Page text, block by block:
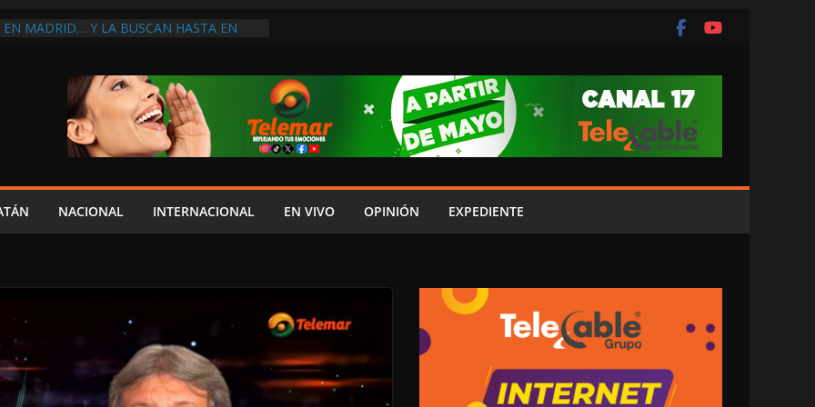
EN MADRID… Y LA BUSCAN HASTA EN
EN UNA DE LAS CADENAS DE ARTÍCULOS
DE EUROPA: MARCEL CARRILLO
PEOR MOMENTO: PAN; LA ECONOMÍA
CRECE LA INSEGURIDAD, NO HAY
CRÍTICOS SON CENSURADOS
EL TIEMPO”; INFRAESTRUCTURA
Y URGE MODERNIZARLA:
NACIONAL INTERNACIONAL EN VIVO OPINIÓN EXPEDIENTE